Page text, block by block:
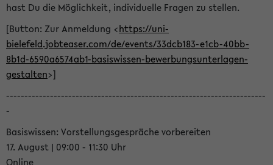
hast Du die Möglichkeit, individuelle Fragen zu stellen.
[Button: Zur Anmeldung <https://uni-
bielefeld.jobteaser.com/de/events/33dcb183-e1cb-40bb-
8b1d-6590a6574ab1-basiswissen-bewerbungsunterlagen-
gestalten>]
-----------------------------------------------------------------------
-
Basiswissen: Vorstellungsgespräche vorbereiten
17. August | 09:00 - 11:30 Uhr
Online